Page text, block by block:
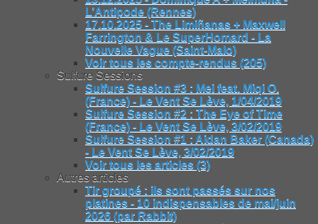
L’Antipode (Rennes)
17.10.2025 - The Limiñanas + Maxwell
Farrington & Le SuperHomard - La
Nouvelle Vague (Saint-Malo)
Voir tous les compte-rendus (205)
Sulfure Sessions
Sulfure Session #3 : Mei feat. Miqi O.
(France) - Le Vent Se Lève, 1/04/2019
Sulfure Session #2 : The Eye of Time
(France) - Le Vent Se Lève, 3/02/2019
Sulfure Session #1 : Aidan Baker (Canada)
- Le Vent Se Lève, 3/02/2019
Voir tous les articles (3)
Autres articles
Tir groupé : ils sont passés sur nos
platines - 10 indispensables de mai/juin
2026 (par Rabbit)